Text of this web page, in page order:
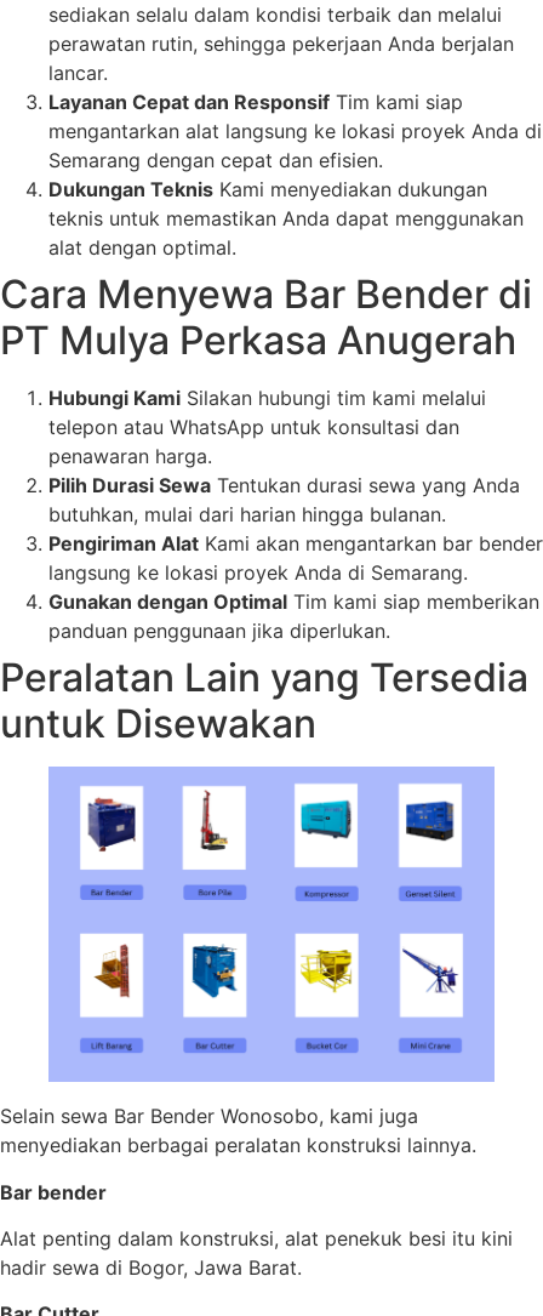
sediakan selalu dalam kondisi terbaik dan melalui
perawatan rutin, sehingga pekerjaan Anda berjalan
lancar.
Layanan Cepat dan Responsif Tim kami siap
mengantarkan alat langsung ke lokasi proyek Anda di
Semarang dengan cepat dan efisien.
Dukungan Teknis Kami menyediakan dukungan
teknis untuk memastikan Anda dapat menggunakan
alat dengan optimal.
Cara Menyewa Bar Bender di
PT Mulya Perkasa Anugerah
Hubungi Kami Silakan hubungi tim kami melalui
telepon atau WhatsApp untuk konsultasi dan
penawaran harga.
Pilih Durasi Sewa Tentukan durasi sewa yang Anda
butuhkan, mulai dari harian hingga bulanan.
Pengiriman Alat Kami akan mengantarkan bar bender
langsung ke lokasi proyek Anda di Semarang.
Gunakan dengan Optimal Tim kami siap memberikan
panduan penggunaan jika diperlukan.
Peralatan Lain yang Tersedia
untuk Disewakan
Selain sewa Bar Bender Wonosobo, kami juga
menyediakan berbagai peralatan konstruksi lainnya.
Bar bender
Alat penting dalam konstruksi, alat penekuk besi itu kini
hadir sewa di Bogor, Jawa Barat.